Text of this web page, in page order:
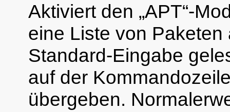
Aktiviert den „APT“-
eine Liste von Paketen
Standard-Eingabe
auf der
übergeben.